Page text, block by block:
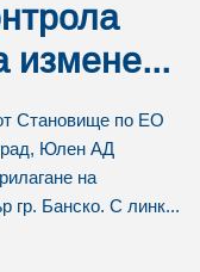
измене...
Становище по ЕО
Юлен АД
на
гр. Банско. С линк...